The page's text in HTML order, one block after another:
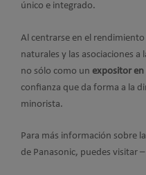
único e integrado.
Al centrarse en el
naturales y las asociaciones a
no sólo como un expositor en
confianza que da forma a la
minorista.
Para más información sobre
de Panasonic, puedes visitar –